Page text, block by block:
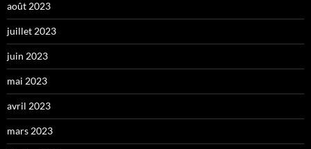
août 2023
juillet 2023
juin 2023
mai 2023
avril 2023
mars 2023